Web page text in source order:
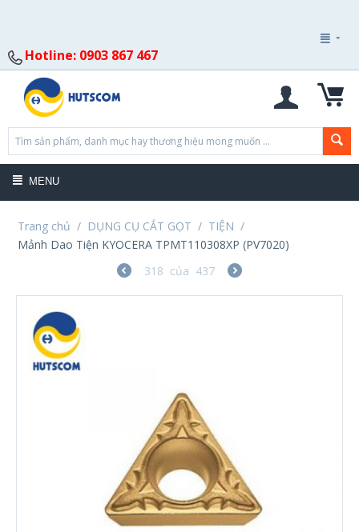
Hotline: 0903 867 467
MENU
Trang chủ / DỤNG CỤ CẮT GỌT / TIỆN /
Mảnh Dao Tiện KYOCERA TPMT110308XP (PV7020)
318 của 437